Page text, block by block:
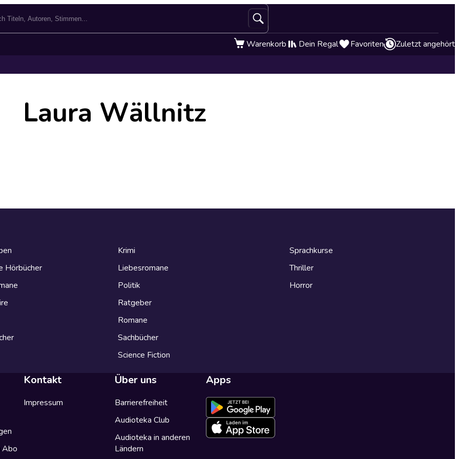
Warenkorb Dein Regal Favoriten Zuletzt angehört
Laura Wällnitz
Hörbücher
Krimi
Liebesromane
Politik
Ratgeber
Romane
Sachbücher
Science Fiction
Sprachkurse
Thriller
Horror
Abo
Kontakt
Impressum
Über uns
Barrierefreiheit
Audioteka Club
Audioteka in anderen
Ländern
Apps